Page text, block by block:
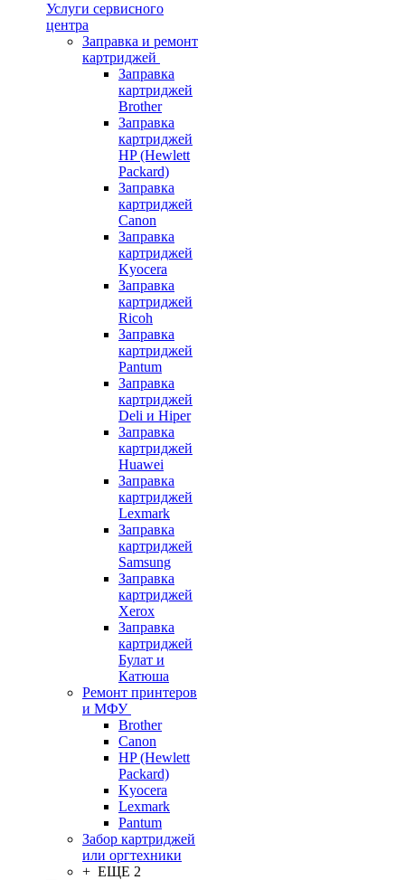
Услуги сервисного
центра
Заправка и ремонт
картриджей
Заправка
картриджей
Brother
Заправка
картриджей
HP (Hewlett
Packard)
Заправка
картриджей
Canon
Заправка
картриджей
Kyocera
Заправка
картриджей
Ricoh
Заправка
картриджей
Pantum
Заправка
картриджей
Deli и Hiper
Заправка
картриджей
Huawei
Заправка
картриджей
Lexmark
Заправка
картриджей
Samsung
Заправка
картриджей
Xerox
Заправка
картриджей
Булат и
Катюша
Ремонт принтеров
и МФУ
Brother
Canon
HP (Hewlett
Packard)
Kyocera
Lexmark
Pantum
Забор картриджей
или оргтехники
+ ЕЩЕ 2